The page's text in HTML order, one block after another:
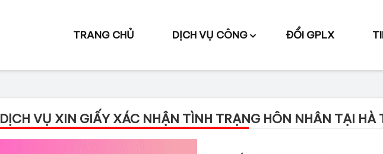
TRANG CHỦ DỊCH VỤ CÔNG ĐỔI GPLX
DỊCH VỤ XIN GIẤY XÁC NHẬN TÌNH TRẠNG HÔN NHÂN TẠI HÀ